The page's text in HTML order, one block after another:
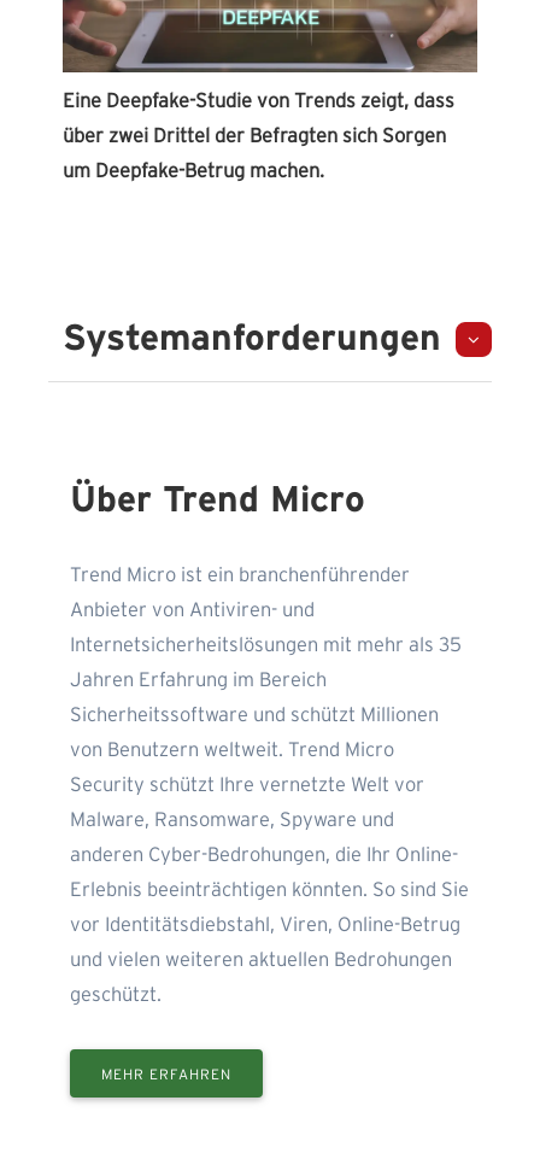
Eine Deepfake-Studie von Trends zeigt, dass
über zwei Drittel der Befragten sich Sorgen
um Deepfake-Betrug machen.
Systemanforderungen
Über Trend Micro
Trend Micro ist ein branchenführender
Anbieter von Antiviren- und
Internetsicherheitslösungen mit mehr als 35
Jahren Erfahrung im Bereich
Sicherheitssoftware und schützt Millionen
von Benutzern weltweit. Trend Micro
Security schützt Ihre vernetzte Welt vor
Malware, Ransomware, Spyware und
anderen Cyber-Bedrohungen, die Ihr Online-
Erlebnis beeinträchtigen könnten. So sind Sie
vor Identitätsdiebstahl, Viren, Online-Betrug
und vielen weiteren aktuellen Bedrohungen
geschützt.
MEHR ERFAHREN